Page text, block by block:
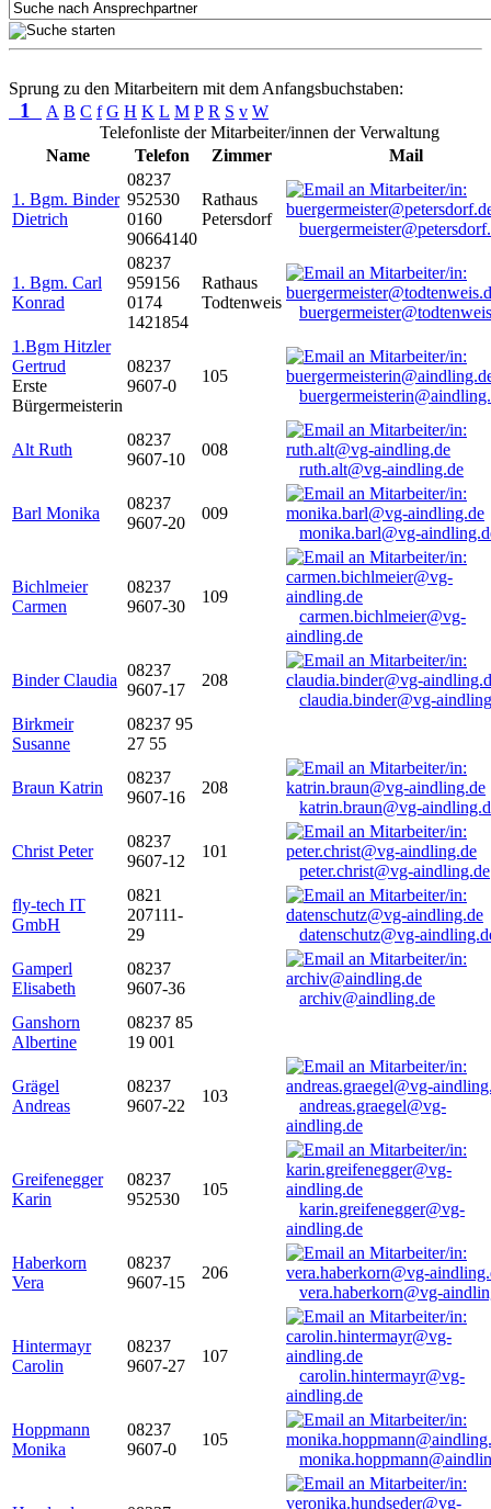
Sprung zu den Mitarbeitern mit dem Anfangsbuchstaben:
1 A B C f G H K L M P R S v W
Telefonliste der Mitarbeiter/innen der Verwaltung
Name
Telefon Zimmer Mail
1. Bgm. Binder
Dietrich
08237
952530
0160
90664140
Rathaus
Petersdorf
1. Bgm. Carl
Konrad
08237
959156
0174
1421854
Rathaus
Todtenweis
1.Bgm Hitzler
Gertrud
Erste
Bürgermeisterin
08237
9607-0
105
Alt Ruth
08237
9607-10
008
ruth.alt@vg-aindling.de
Barl Monika
08237
9607-20
009
monika.barl@vg-
Bichlmeier
Carmen
08237
9607-30
109
carmen.bichlmeier@vg-
aindling.de
Binder Claudia
08237
9607-17
208
claudia.binder@vg-
Birkmeir
Susanne
08237 95
27 55
Braun Katrin
08237
9607-16
208
katrin.braun@vg-
Christ Peter
08237
9607-12
101
peter.christ@vg-aindling.de
fly-tech IT
GmbH
0821
207111-
29
datenschutz@vg-
Gamperl
Elisabeth
08237
9607-36
archiv@aindling.de
Ganshorn
Albertine
08237 85
19 001
Grägel
Andreas
08237
9607-22
103
andreas.graegel@vg-
aindling.de
Greifenegger
Karin
08237
952530
105
karin.greifenegger@vg-
aindling.de
Haberkorn
Vera
08237
9607-15
206
vera.haberkorn@vg-
Hintermayr
Carolin
08237
9607-27
107
carolin.hintermayr@vg-
aindling.de
Hoppmann
Monika
08237
9607-0
105